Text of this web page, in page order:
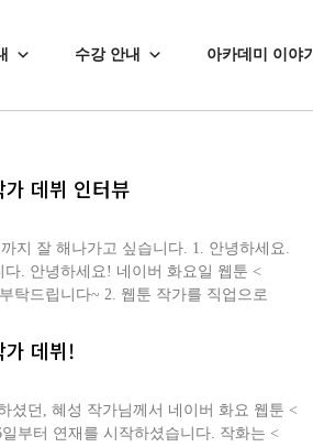
수강 안내 아카데미 이야기
데뷔 인터뷰
지 잘 해나가고 싶습니다. 1. 안녕하세요.
. 안녕하세요! 네이버 화요일 웹툰 <
탁드립니다~ 2. 웹툰 작가를 직업으로
가 데뷔!
셨던, 혜성 작가님께서 네이버 화요 웹툰 <
부터 연재를 시작하셨습니다. 작화는 <